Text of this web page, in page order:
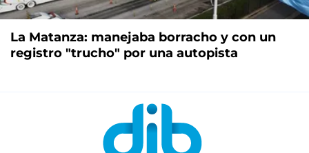
La Matanza: manejaba borracho y con un
registro "trucho" por una autopista